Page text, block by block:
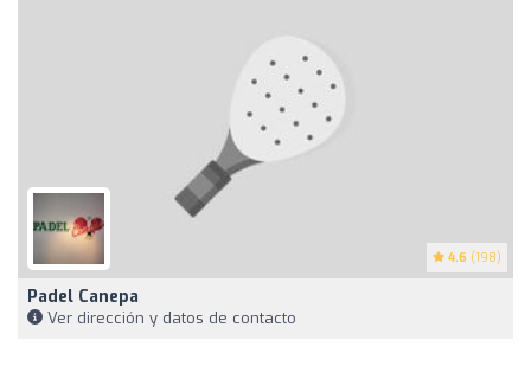
4.6 (198)
Padel Canepa
Ver dirección y datos de contacto